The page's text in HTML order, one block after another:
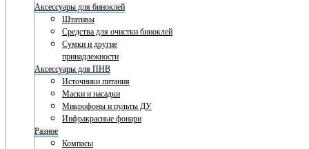
Аксессуары для биноклей
Штативы
Средства для очистки биноклей
Сумки и другие
принадлежности
Аксессуары для ПНВ
Источники питания
Маски и насадки
Микрофоны и пульты ДУ
Инфракрасные фонари
Разное
Компасы